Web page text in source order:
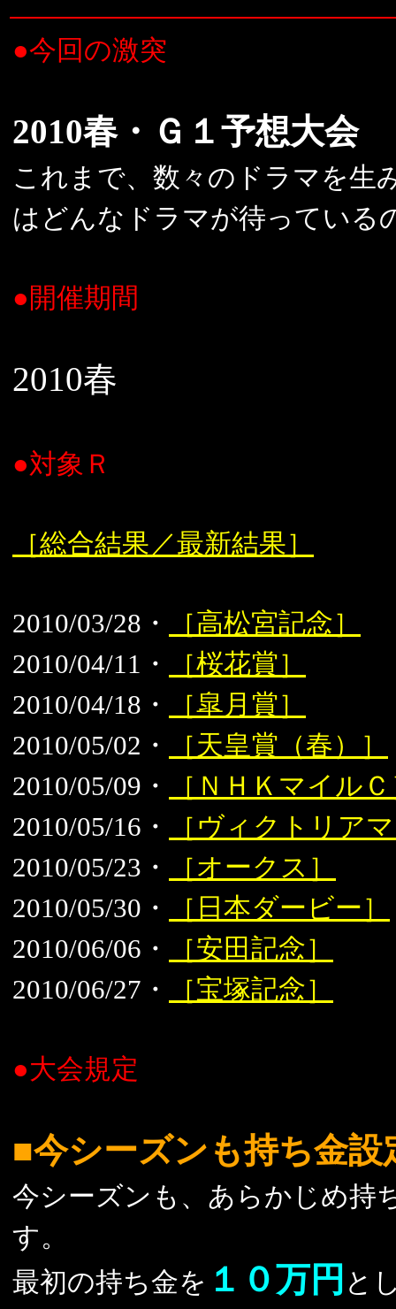
●今回の激突
2010春・Ｇ１予想大会
これまで、数々のドラマを生
はどんなドラマが待っている
●開催期間
2010春
●対象Ｒ
［総合結果／最新結果］
2010/03/28・
［高松宮記念］
2010/04/11・
［桜花賞］
2010/04/18・
［皐月賞］
2010/05/02・
［天皇賞（春）］
2010/05/09・
［ＮＨＫマイル
2010/05/16・
［ヴィクトリア
2010/05/23・
［オークス］
2010/05/30・
［日本ダービー］
2010/06/06・
［安田記念］
2010/06/27・
［宝塚記念］
●大会規定
■今シーズンも持ち金設
今シーズンも、あらかじめ持
す。
最初の持ち金を １０万円 と